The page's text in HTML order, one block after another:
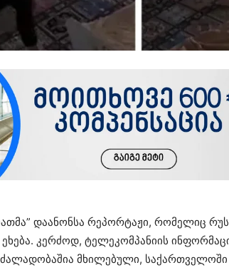
და­ა­ნონ­სა რე­პორ­ტა­ჟი, რო­მე­ლიც
კერ­ძოდ, ტე­ლე­კომ­პა­ნი­ის
მხი­ლე­ბუ­ლი,